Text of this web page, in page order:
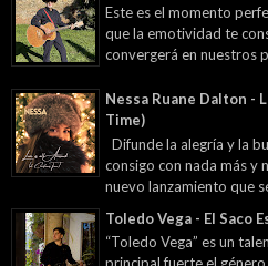
Este es el momento
que la emotividad te
convergerá en nuestros
Nessa Ruane Dalton -
Time)
Difunde la alegría y la
consigo con nada más y
nuevo lanzamiento que
Toledo Vega - El Saco
“Toledo Vega” es un